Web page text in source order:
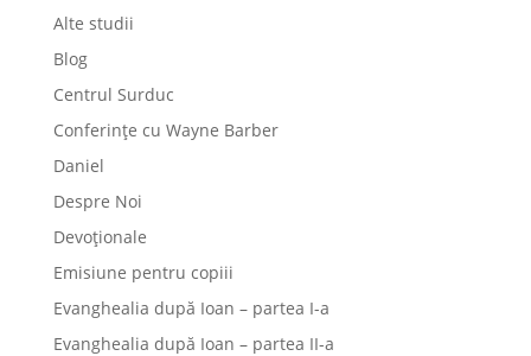
Alte studii
Blog
Centrul Surduc
Conferințe cu Wayne Barber
Daniel
Despre Noi
Devoționale
Emisiune pentru copiii
Evanghealia după Ioan – partea I-a
Evanghealia după Ioan – partea II-a